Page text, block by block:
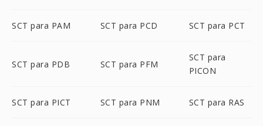
SCT para PAM SCT para PCD SCT para PCT
SCT para PDB SCT para PFM
SCT para
PICON
SCT para PICT SCT para PNM SCT para RAS